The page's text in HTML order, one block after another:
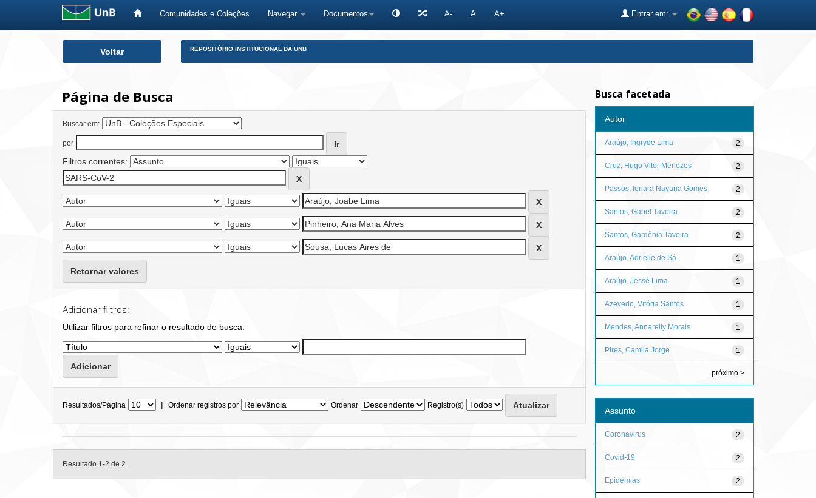
Comunidades e Coleções Navegar Documentos A- A A+ Entrar em:
Voltar REPOSITÓRIO INSTITUCIONAL DA UNB
Página de Busca
Buscar em:
por
Filtros correntes:
Retornar valores
Adicionar filtros:
Utilizar filtros para refinar o resultado de busca.
Resultados/Página | Ordenar registros por Ordenar Registro(s)
Resultado 1-2 de 2.
Busca facetada
Autor
2
Araújo, Ingryde Lima
2
Cruz, Hugo Vitor Menezes
2
Passos, Ionara Nayana Gomes
2
Santos, Gabel Taveira
2
Santos, Gardênia Taveira
1
Araújo, Adrielle de Sá
1
Araújo, Jessé Lima
1
Azevedo, Vitória Santos
1
Mendes, Annarelly Morais
1
Pires, Camila Jorge
próximo >
Assunto
2
Coronavirus
2
Covid-19
2
Epidemias